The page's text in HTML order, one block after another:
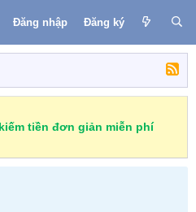
Đăng nhập Đăng ký
tiền đơn giản miễn phí